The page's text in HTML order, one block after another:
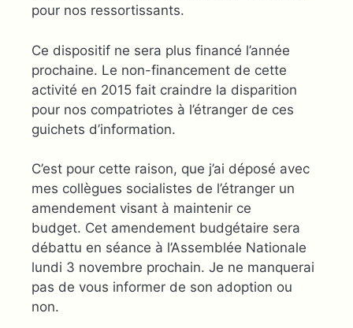
pour nos ressortissants.
Ce dispositif ne sera plus financé l’année
prochaine. Le non-financement de cette
activité en 2015 fait craindre la disparition
pour nos compatriotes à l’étranger de ces
guichets d’information.
C’est pour cette raison, que j’ai déposé avec
mes collègues socialistes de l’étranger un
amendement visant à maintenir ce
budget. Cet amendement budgétaire sera
débattu en séance à l’Assemblée Nationale
lundi 3 novembre prochain. Je ne manquerai
pas de vous informer de son adoption ou
non.